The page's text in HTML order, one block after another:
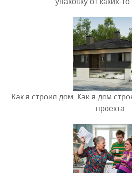
Как я строил дом. Как я дом
проекта